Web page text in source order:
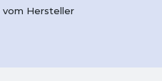
Hersteller